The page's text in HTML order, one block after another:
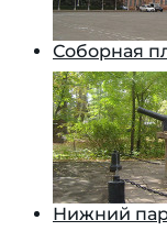
Соборная
Нижний